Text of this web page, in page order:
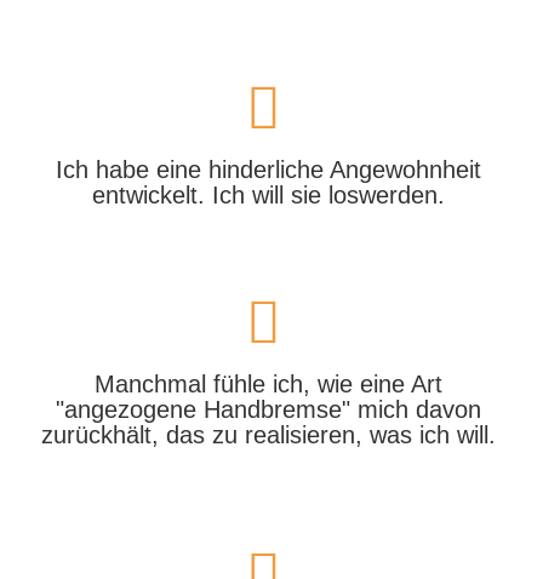
Ich habe eine hinderliche Angewohnheit
entwickelt. Ich will sie loswerden.
Manchmal fühle ich, wie eine Art
"angezogene Handbremse" mich davon
zurückhält, das zu realisieren, was ich will.